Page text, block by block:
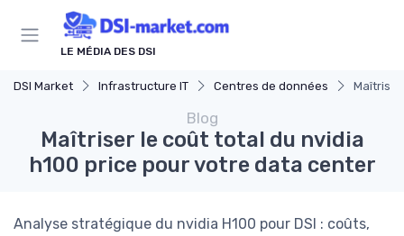
LE MÉDIA DES DSI
DSI Market Infrastructure IT Centres de données
Blog
Maîtriser le coût total du nvidia
h100 price pour votre data center
Analyse stratégique du nvidia H100 pour DSI : coûts,
Panneau de gestion des cookies